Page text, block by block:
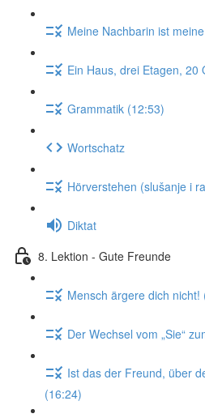
Meine Nachbarin ist
Ein Haus, drei Etagen, 20
Grammatik (12:53)
Wortschatz
Hörverstehen (slušanje i
Diktat
8. Lektion - Gute Freunde
Mensch ärgere dich nicht!
Der Wechsel vom „Sie“
Ist das der Freund, über
(16:24)